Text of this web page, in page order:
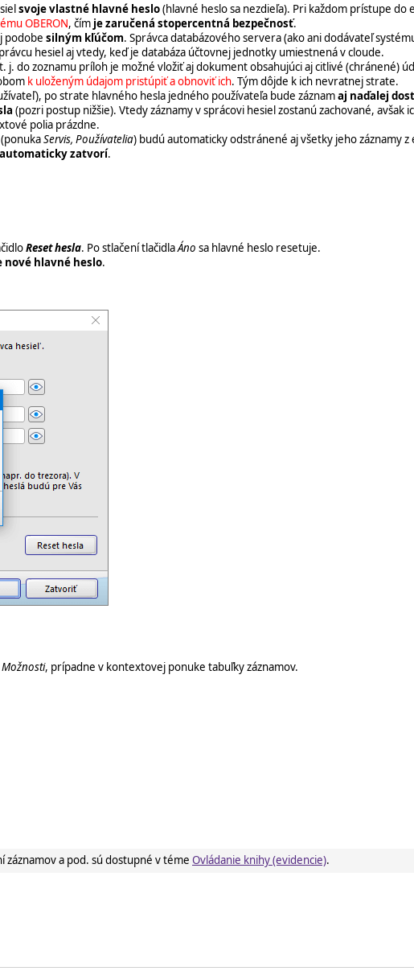
svoje vlastné hlavné heslo(hlavné heslo sa nezdieľa). Pri každom prístupe
OBERON, čím je zaručená stopercentná bezpečnosť.
podobe silným kľúčom. Správca databázového servera (ako ani dodávateľ
hesiel aj vtedy, keď je databáza účtovnej jednotky umiestnená v cloude.
j. do zoznamu príloh je možné vložiť aj dokument obsahujúci aj citlivé (chránené)
k uloženým údajom pristúpiť a obnoviť ich. Tým dôjde k ich nevratnej strate.
po strate hlavného hesla jedného používateľa bude záznamaj naďalej
(pozri postup nižšie). Vtedy záznamy v sprácovi hesiel zostanú zachované,
polia prázdne.
Servis, Používatelia) budú automaticky odstránené aj všetky jeho záznamy z
automaticky zatvorí.
Reset hesla. Po stlačení tlačidlaÁno sa hlavné heslo resetuje.
nové hlavné heslo.
Možnosti, prípadne v kontextovej ponuke tabuľky záznamov.
a pod. sú dostupné v téme Ovládanie knihy (evidencie).